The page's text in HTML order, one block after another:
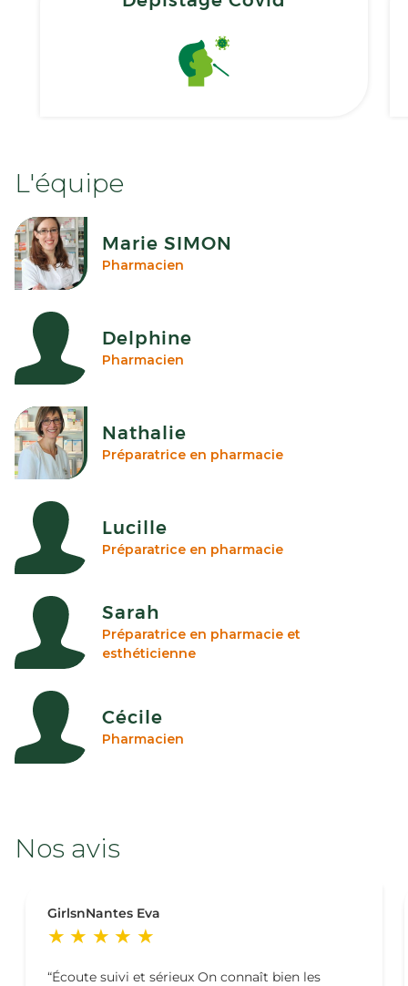
L'équipe
Marie SIMON
Pharmacien
Delphine
Pharmacien
Nathalie
Préparatrice en pharmacie
Lucille
Préparatrice en pharmacie
Sarah
Préparatrice en pharmacie et
esthéticienne
Cécile
Pharmacien
Nos avis
GirlsnNantes Eva
Écoute suivi et sérieux On connaît bien les